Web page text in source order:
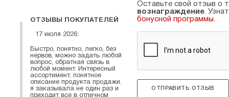
Оставьте свой отзыв о
вознаграждение.
бонусной программы.
ОТПРАВИТЬ ОТЗЫВ
ОТЗЫВЫ ПОКУПАТЕЛЕЙ
17 июля 2026:
Быстро, понятно, легко, без
нервов, можно задать любой
вопрос, обратная связь в
любой момент. Интересный
ассортимент, понятное
описание продукта продажи.
я заказывала не один раз и
приходит все в отличном